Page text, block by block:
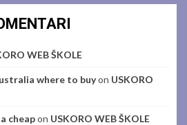
WEB ŠKOLE
where to buyon USKORO
cheapon USKORO WEB ŠKOLE